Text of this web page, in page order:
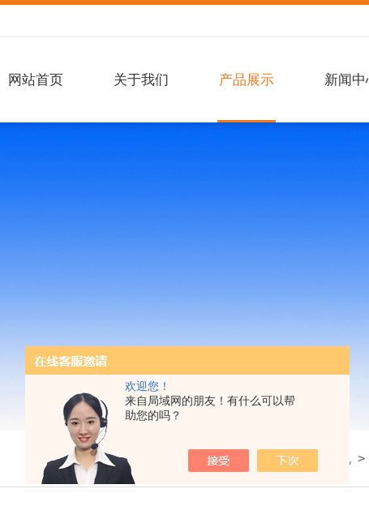
欢迎您！
来自局域网的朋友！有什么可以帮
助您的吗？
网站首页 关于我们 产品展示 新闻中
我的位置： 产品展示 小型柴油发电机